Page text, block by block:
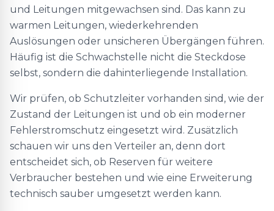
und Leitungen mitgewachsen sind. Das kann zu
warmen Leitungen, wiederkehrenden
Auslösungen oder unsicheren Übergängen führen.
Häufig ist die Schwachstelle nicht die Steckdose
selbst, sondern die dahinterliegende Installation.
Wir prüfen, ob Schutzleiter vorhanden sind, wie der
Zustand der Leitungen ist und ob ein moderner
Fehlerstromschutz eingesetzt wird. Zusätzlich
schauen wir uns den Verteiler an, denn dort
entscheidet sich, ob Reserven für weitere
Verbraucher bestehen und wie eine Erweiterung
technisch sauber umgesetzt werden kann.